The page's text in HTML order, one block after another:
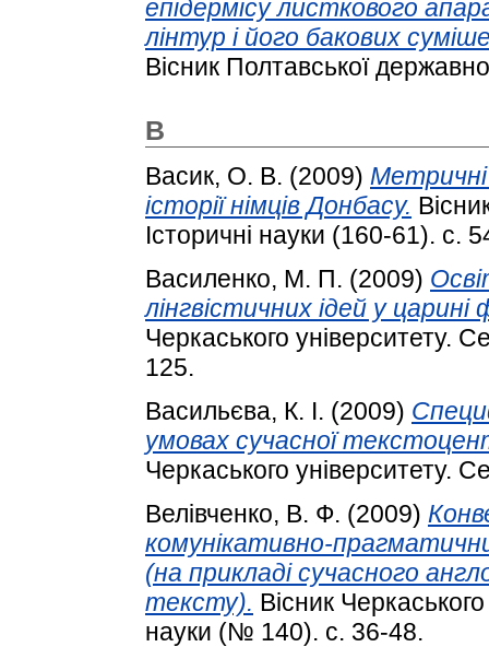
епідермісу листкового
лінтур і його бакових
Вісник Полтавської
В
Васик, О. В. (2009) Метричні
історії німців Донбасу.
Історичні науки (160-61). с.
Василенко, М. П. (2009)
лінгвістичних ідей у
Черкаського університету.
125.
Васильєва, К. І. (2009)
умовах сучасної
Черкаського університету.
Велівченко, В. Ф. (2009)
комунікативно-
(на прикладі сучасного
тексту). Вісник Черкаського
науки (№ 140). с. 36-48.